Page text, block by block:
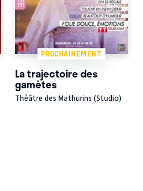
PROCHAINEMENT
La trajectoire des
gamètes
Théâtre des Mathurins (Studio)